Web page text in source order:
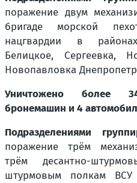
поражение двум
бригаде морской
нацгвардии в
Белицкое, Сергеевка,
Новопавловка
Уничтожено более
бронемашин и 4
Подразделениями
поражение трём
трём десантно-
штурмовым полкам ВСУ